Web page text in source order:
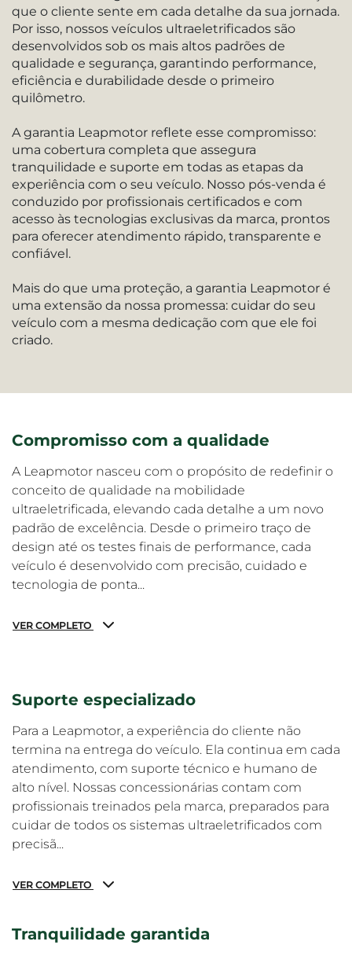
que o cliente sente em cada detalhe da sua jornada.
Por isso, nossos veículos ultraeletrificados são
desenvolvidos sob os mais altos padrões de
qualidade e segurança, garantindo performance,
eficiência e durabilidade desde o primeiro
quilômetro.
A garantia Leapmotor reflete esse compromisso:
uma cobertura completa que assegura
tranquilidade e suporte em todas as etapas da
experiência com o seu veículo. Nosso pós-venda é
conduzido por profissionais certificados e com
acesso às tecnologias exclusivas da marca, prontos
para oferecer atendimento rápido, transparente e
confiável.
Mais do que uma proteção, a garantia Leapmotor é
uma extensão da nossa promessa: cuidar do seu
veículo com a mesma dedicação com que ele foi
criado.
Compromisso com a qualidade
A Leapmotor nasceu com o propósito de redefinir o
conceito de qualidade na mobilidade
ultraeletrificada, elevando cada detalhe a um novo
padrão de excelência. Desde o primeiro traço de
design até os testes finais de performance, cada
veículo é desenvolvido com precisão, cuidado e
tecnologia de ponta...
VER COMPLETO
Suporte especializado
Para a Leapmotor, a experiência do cliente não
termina na entrega do veículo. Ela continua em cada
atendimento, com suporte técnico e humano de
alto nível. Nossas concessionárias contam com
profissionais treinados pela marca, preparados para
cuidar de todos os sistemas ultraeletrificados com
precisã...
VER COMPLETO
Tranquilidade garantida